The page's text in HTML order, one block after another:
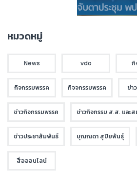
หมวดหมู่
News vdo กิ
กิจกรรมพรรค กิจจกรรมพรรค ข่า
ข่าวกิจกรรมพรรค ข่าวกิจกรรม ส.ส. และ
ข่าวประชาสัมพันธ์ บุณณดา สุปิยพันธุ์
สื่อออนไลน์